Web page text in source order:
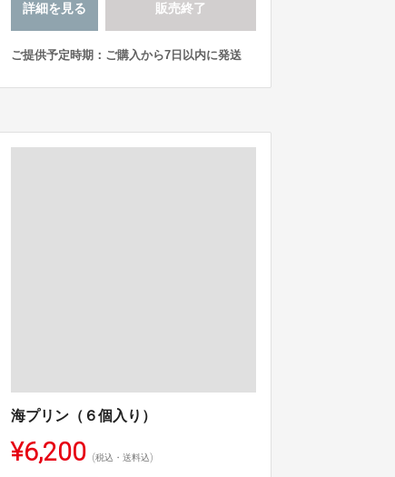
詳細を見る 販売終了
ご提供予定時期：ご購入から7日以内に発送
海プリン（６個入り）
¥6,200 (税込・送料込)